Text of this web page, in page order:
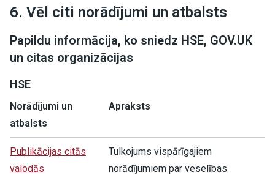
6. Vēl citi norādījumi un atbalsts
Papildu informācija, ko sniedz HSE, GOV.UK
un citas organizācijas
HSE
Norādījumi un
atbalsts
Apraksts
Publikācijas citās
valodās
Tulkojums vispārīgajiem
norādījumiem par veselības